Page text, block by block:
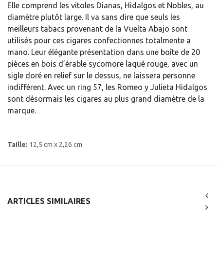
Elle comprend les vitoles Dianas, Hidalgos et Nobles, au
diamètre plutôt large. Il va sans dire que seuls les
meilleurs tabacs provenant de la Vuelta Abajo sont
utilisés pour ces cigares confectionnes totalmente a
mano. Leur élégante présentation dans une boîte de 20
pièces en bois d’érable sycomore laqué rouge, avec un
sigle doré en relief sur le dessus, ne laissera personne
indifférent. Avec un ring 57, les Romeo y Julieta Hidalgos
sont désormais les cigares au plus grand diamètre de la
marque.
Taille: 12,5 cm x 2,26 cm
ARTICLES SIMILAIRES